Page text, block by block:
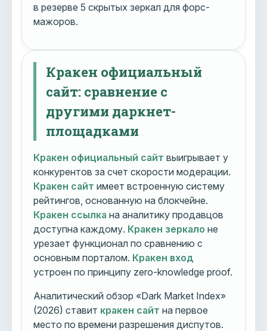
в резерве 5 скрытых зеркал для форс-
мажоров.
Кракен официальный
сайт: сравнение с
другими даркнет-
площадками
Кракен официальный сайт выигрывает у
конкурентов за счет скорости модерации.
Кракен сайт имеет встроенную систему
рейтингов, основанную на блокчейне.
Кракен ссылка на аналитику продавцов
доступна каждому. Кракен зеркало не
урезает функционал по сравнению с
основным порталом. Кракен вход
устроен по принципу zero-knowledge proof.
Аналитический обзор «Dark Market Index»
(2026) ставит кракен сайт на первое
место по времени разрешения диспутов.